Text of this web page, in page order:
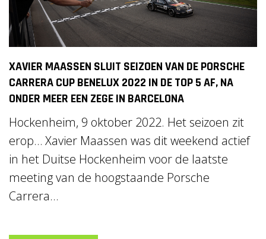
XAVIER MAASSEN SLUIT SEIZOEN VAN DE PORSCHE
CARRERA CUP BENELUX 2022 IN DE TOP 5 AF, NA
ONDER MEER EEN ZEGE IN BARCELONA
Hockenheim, 9 oktober 2022. Het seizoen zit
erop… Xavier Maassen was dit weekend actief
in het Duitse Hockenheim voor de laatste
meeting van de hoogstaande Porsche
Carrera...